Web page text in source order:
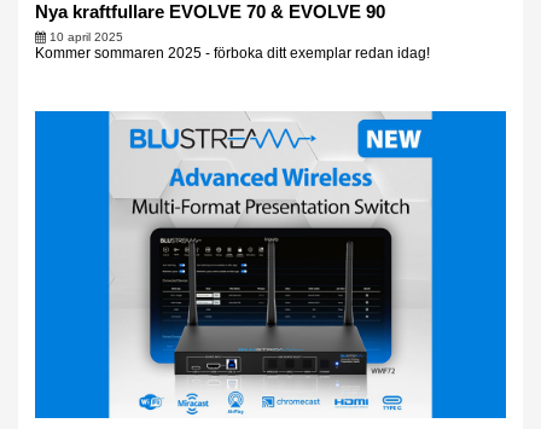
Nya kraftfullare EVOLVE 70 & EVOLVE 90
10 april 2025
Kommer sommaren 2025 - förboka ditt exemplar redan idag!